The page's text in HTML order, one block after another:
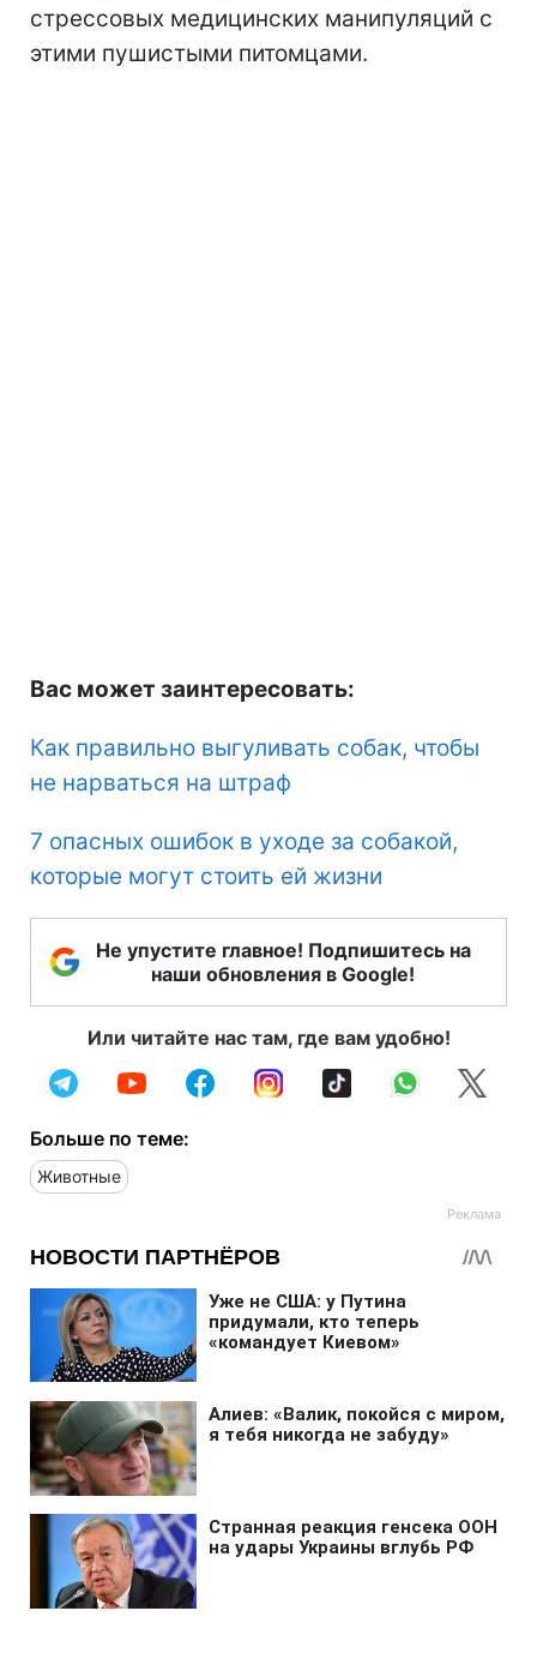
стрессовых медицинских манипуляций с
этими пушистыми питомцами.
Вас может заинтересовать:
Как правильно выгуливать собак, чтобы
не нарваться на штраф
7 опасных ошибок в уходе за собакой,
которые могут стоить ей жизни
Не упустите главное! Подпишитесь на
наши обновления в Google!
Или читайте нас там, где вам удобно!
Больше по теме:
Животные